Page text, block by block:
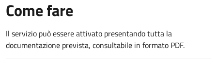
Come fare
Il servizio può essere attivato presentando tutta la
documentazione prevista, consultabile in formato PDF.